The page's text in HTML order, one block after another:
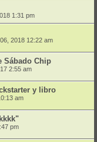
1:31 pm
2018 12:22 am
Sábado Chip
2:55 am
y libro
am
pm